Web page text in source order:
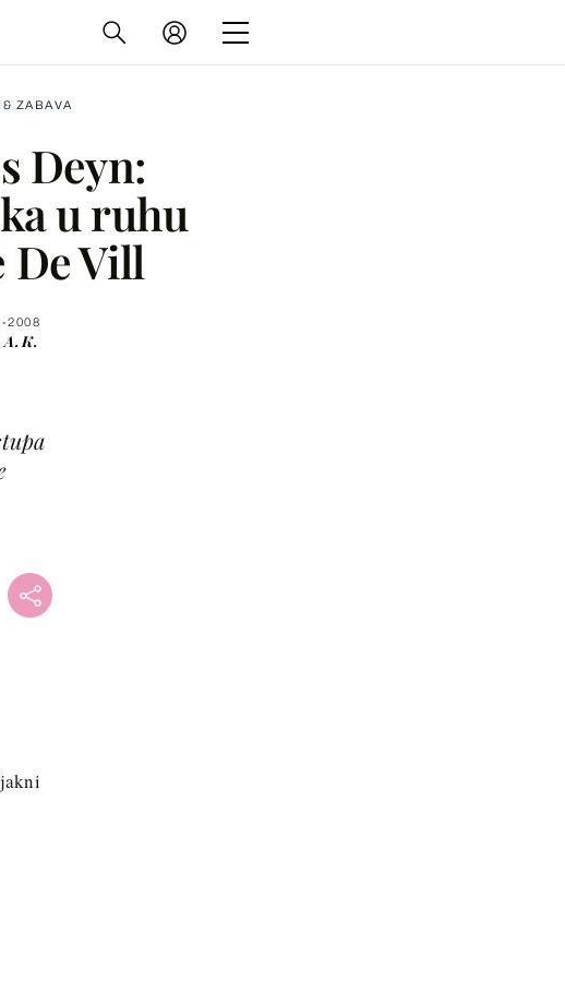
ZABAVA
Deyn:
u ruhu
De Vill
2008
A.K.